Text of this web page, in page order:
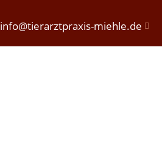
info@tierarztpraxis-miehle.de